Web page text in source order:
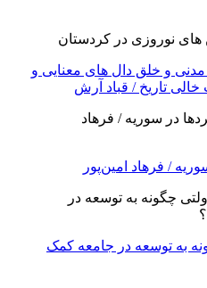
های نوروزی در کردستان
و خلق دال های معنایی و
تاریخ / قباد آرش
/ فرهاد امین‌پور
به توسعه در جامعه کمک